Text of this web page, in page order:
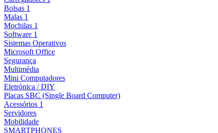
Bolsas 1
Malas 1
Mochilas 1
Software 1
Sistemas Operativos
Microsoft Office
Segurança
Multimédia
Mini Computadores
Eletrónica / DIY
Placas SBC (Single Board Computer)
Acessórios 1
Servidores
Mobilidade
SMARTPHONES